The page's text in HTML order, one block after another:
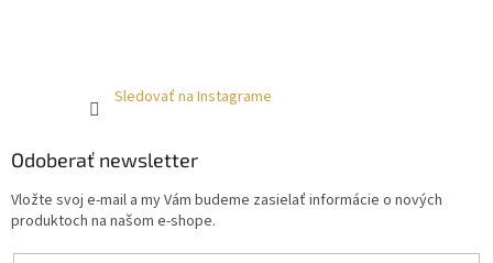
Sledovať na Instagrame
Odoberať newsletter
Vložte svoj e-mail a my Vám budeme zasielať informácie o nových
produktoch na našom e-shope.